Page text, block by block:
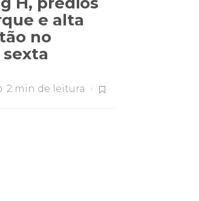
e alta
no
2 min de leitura